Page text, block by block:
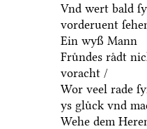
heyl gantz
Vnd wert bald
vorderuent
Ein wyß Mann
Fruͤndes raͤdt
voracht /
Wor veel rade
ys gluͤck vnd